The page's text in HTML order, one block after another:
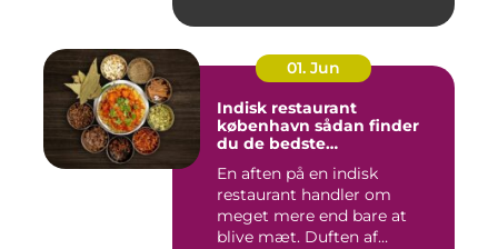
01. Jun
Indisk restaurant
københavn sådan finder
du de bedste
En aften på en indisk
restaurant handler om
meget mere end bare at
blive mæt. Duften af